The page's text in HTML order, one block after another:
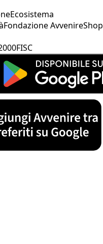
Ecosistema
Fondazione AvvenireShop
FISC